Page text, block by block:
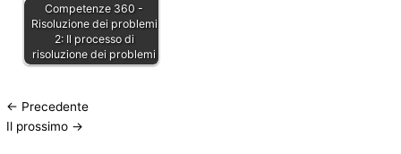
Competenze 360 -
Risoluzione dei problemi
2: Il processo di
risoluzione dei problemi
← Precedente
Il prossimo →